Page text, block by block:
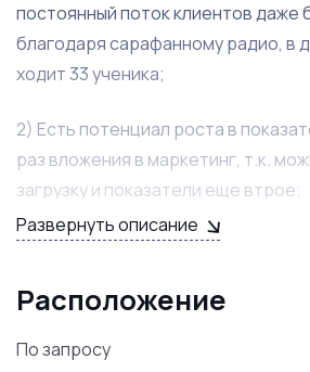
постоянный поток клиентов даже
благодаря сарафанному радио, в
ходит 33 ученика;
2) Есть потенциал роста в
раз вложения в маркетинг, т.к.
загрузку и показатели еще втрое;
3) Имеется укомплектованный
преподавателей - это
Развернуть описание
Расположение
По запросу